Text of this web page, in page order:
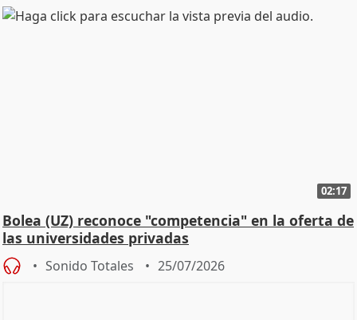
02:17
Bolea (UZ) reconoce "competencia" en la oferta de
las universidades privadas
Sonido Totales 25/07/2026